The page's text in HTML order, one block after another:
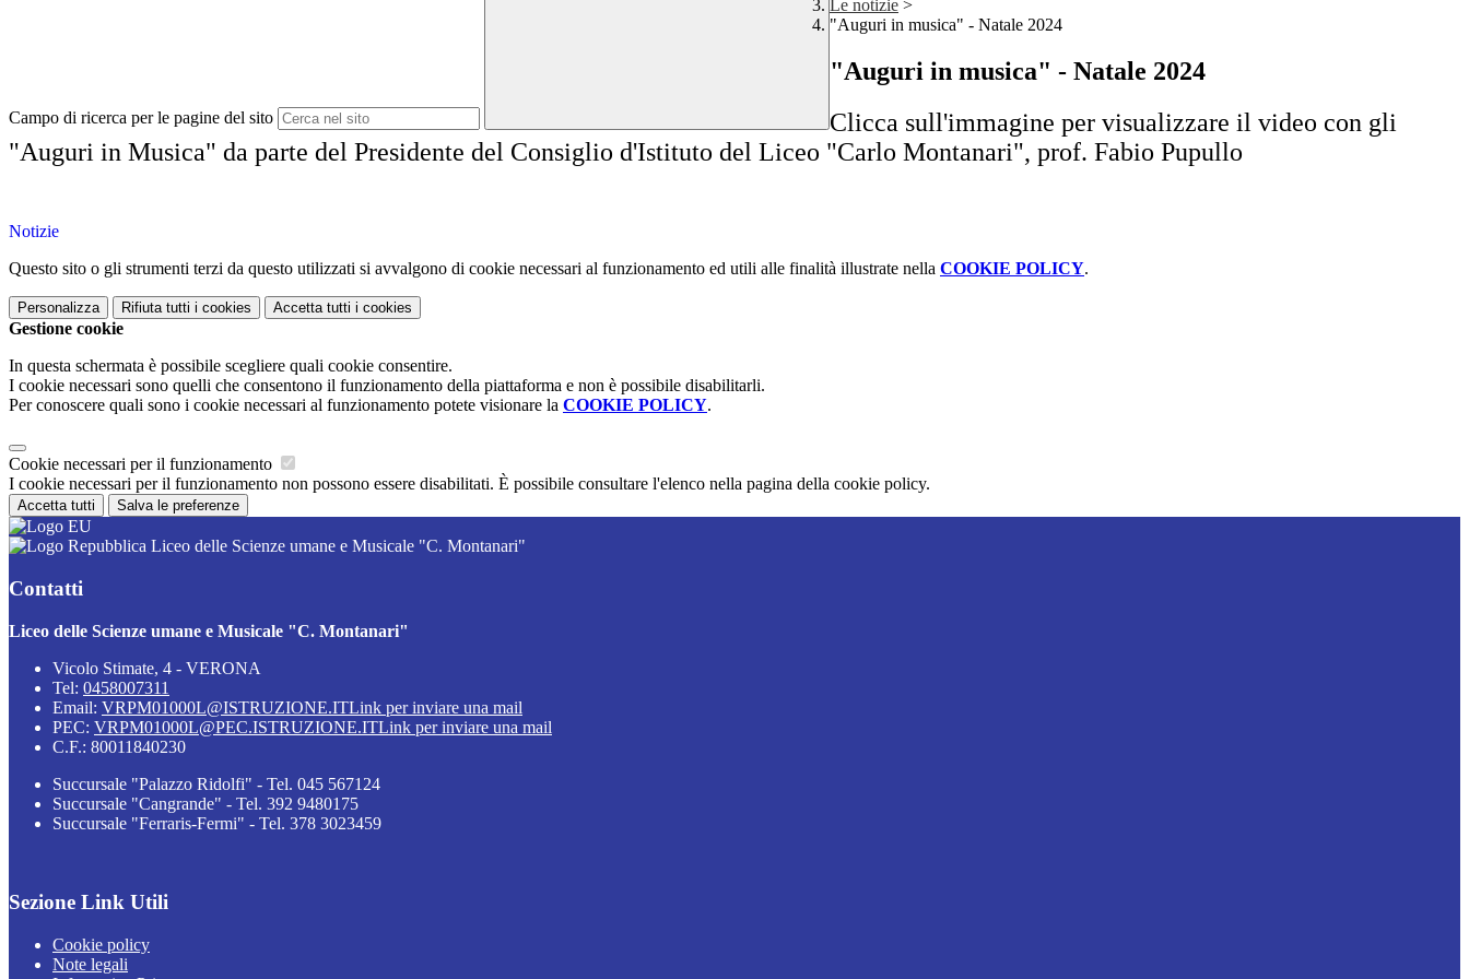
Campo di ricerca per le pagine del sito
Le notizie >
"Auguri in musica" - Natale 2024
"Auguri in musica" - Natale 2024
Clicca sull'immagine per visualizzare il video con gli
"Auguri in Musica" da parte del Presidente del Consiglio d'Istituto del Liceo "Carlo Montanari", prof. Fabio Pupullo
Notizie
Questo sito o gli strumenti terzi da questo utilizzati si avvalgono di cookie necessari al funzionamento ed utili alle finalità illustrate nella COOKIE POLICY.
Personalizza Rifiuta tutti i cookies Accetta tutti i cookies
Gestione cookie
In questa schermata è possibile scegliere quali cookie consentire.
I cookie necessari sono quelli che consentono il funzionamento della piattaforma e non è possibile disabilitarli.
Per conoscere quali sono i cookie necessari al funzionamento potete visionare la COOKIE POLICY.
Cookie necessari per il funzionamento
I cookie necessari per il funzionamento non possono essere disabilitati. È possibile consultare l'elenco nella pagina della cookie policy.
Accetta tutti Salva le preferenze
Liceo delle Scienze umane e Musicale "C. Montanari"
Contatti
Liceo delle Scienze umane e Musicale "C. Montanari"
Vicolo Stimate, 4 - VERONA
Tel: 0458007311
Email: VRPM01000L@ISTRUZIONE.ITLink per inviare una mail
PEC: VRPM01000L@PEC.ISTRUZIONE.ITLink per inviare una mail
C.F.: 80011840230
Succursale "Palazzo Ridolfi" - Tel. 045 567124
Succursale "Cangrande" - Tel. 392 9480175
Succursale "Ferraris-Fermi" - Tel. 378 3023459
Sezione Link Utili
Cookie policy
Note legali